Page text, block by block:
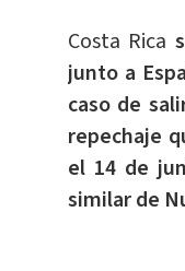
Costa Rica
junto a
caso de
repechaje
el 14 de
similar de